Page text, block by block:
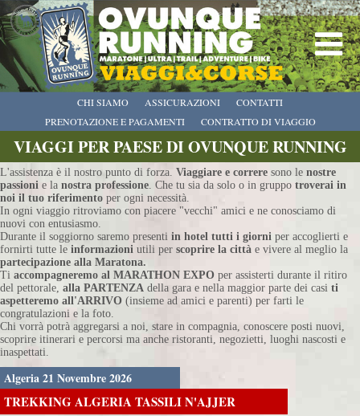
CHI SIAMO
PRENOTAZIONE E PAGAMENTI
CONTRATTO DI VIAGGIO
ASSICURAZIONI CONTATTI
VIAGGI PER PAESE DI OVUNQUE RUNNING
L'assistenza è il nostro punto di forza. Viaggiare e correre sono le nostre
passioni e la nostra professione. Che tu sia da solo o in gruppo troverai in
noi il tuo riferimento per ogni necessità.
In ogni viaggio ritroviamo con piacere "vecchi" amici e ne conosciamo di
nuovi con entusiasmo.
Durante il soggiorno saremo presenti in hotel tutti i giorni per accoglierti e
fornirti tutte le informazioni utili per scoprire la città e vivere al meglio la
partecipazione alla Maratona.
Ti accompagneremo al MARATHON EXPO per assisterti durante il ritiro
del pettorale, alla PARTENZA della gara e nella maggior parte dei casi ti
aspetteremo all'ARRIVO (insieme ad amici e parenti) per farti le
congratulazioni e la foto.
Chi vorrà potrà aggregarsi a noi, stare in compagnia, conoscere posti nuovi,
scoprire itinerari e percorsi ma anche ristoranti, negozietti, luoghi nascosti e
inaspettati.
Algeria 21 Novembre 2026
TREKKING ALGERIA TASSILI N'AJJER